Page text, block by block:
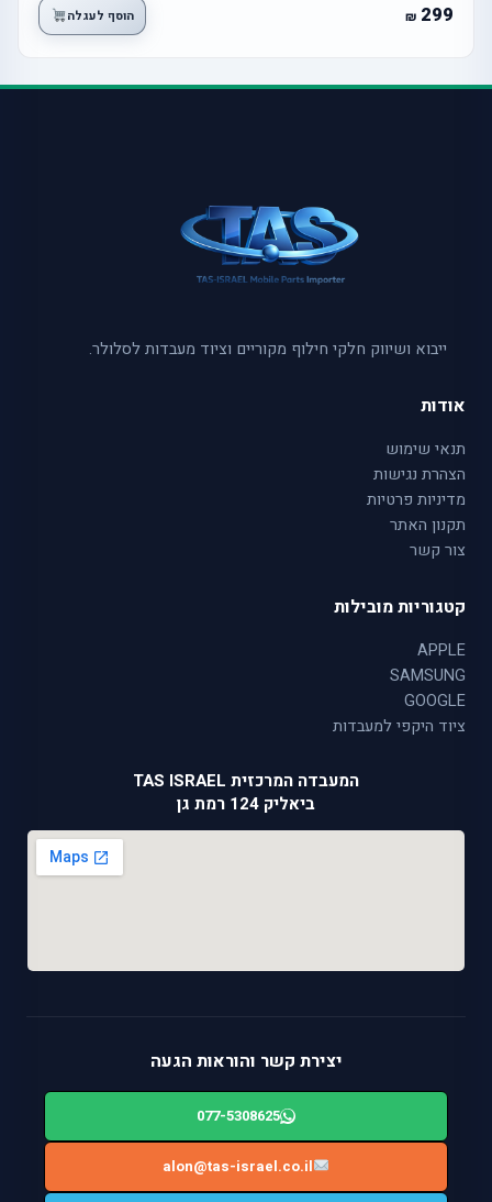
299 הוסף לעגלה
ייבוא ושיווק חלקי חילוף מקוריים וציוד מעבדות לסלולר.
אודות
תנאי שימוש
הצהרת נגישות
מדיניות פרטיות
תקנון האתר
צור קשר
קטגוריות מובילות
APPLE
SAMSUNG
GOOGLE
ציוד היקפי למעבדות
המעבדה המרכזית TAS ISRAEL
ביאליק 124 רמת גן
יצירת קשר והוראות הגעה
077-5308625
alon@tas-israel.co.il